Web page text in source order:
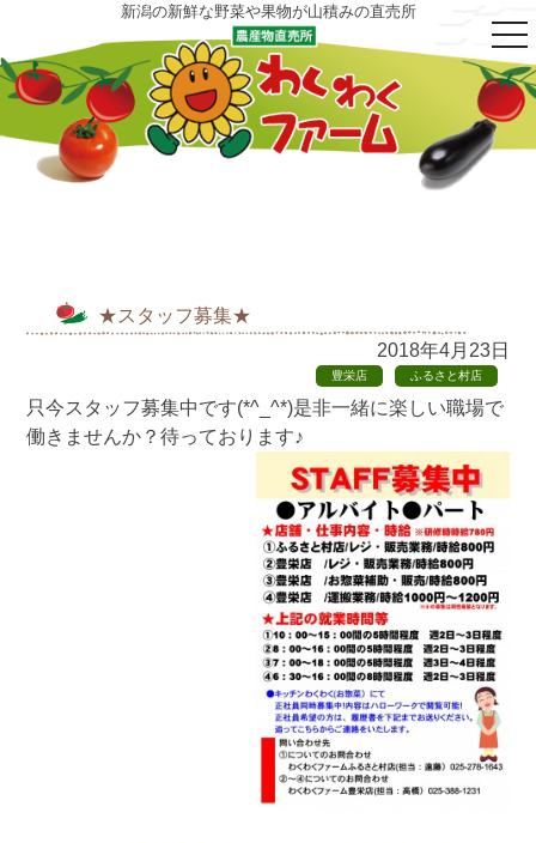
新潟の新鮮な野菜や果物が山積みの直売所
★スタッフ募集★
2018年4月23日
ふるさと村店
豊栄店
只今スタッフ募集中です(*^_^*)是非一緒に楽しい職場で
働きませんか？待っております♪